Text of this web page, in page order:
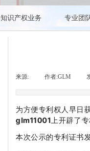
知识产权业务 专业团
来源: 作者:GLM
为方便专利权人早日
glm11001 上开辟了
本次公示的专利证书